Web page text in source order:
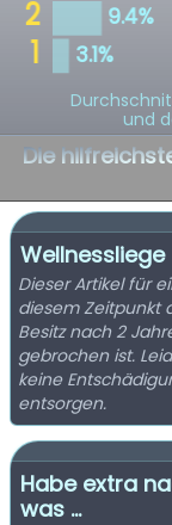
und
Die
Wellnessliege
Dieser Artikel für
diesem Zeitpunkt
Besitz nach 2
gebrochen ist.
keine
entsorgen.
Habe extra
was ...